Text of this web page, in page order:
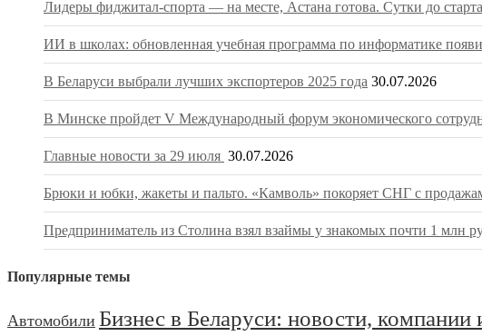
Лидеры фиджитал-спорта — на месте, Астана готова. Сутки до
ИИ в школах: обновленная учебная программа по информатике
В Беларуси выбрали лучших экспортеров 2025 года 30.07.2026
В Минске пройдет V Международный форум экономического
Главные новости за 29 июля 30.07.2026
Брюки и юбки, жакеты и пальто. «Камволь» покоряет СНГ с
Предприниматель из Столина взял взаймы у знакомых почти 1 млн
Популярные темы
Автомобили Бизнес в Беларуси: новости, компании